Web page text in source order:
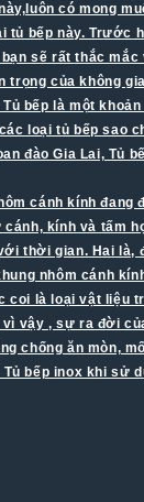
có mong
bếp này. Trước
sẽ rất thắc
trọng của không
bếp là một
loại tủ bếp sao
đào Gia Lai,
cánh kính
kính và tấm
thời gian. Hai
nhôm cánh
coi là loại vật liệu
vì vậy , sự ra đời
chống ăn mòn,
bếp inox khi sử